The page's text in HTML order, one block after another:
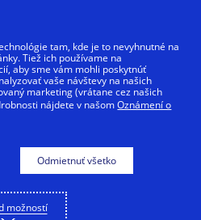
Visa mení
platieb na
tam, kde je to nevyhnutné na
Tiež ich používame na
aby sme vám mohli poskytnúť
vaše návštevy na našich
marketing (vrátane cez našich
nájdete v našomOznámení o
Odmietnuť všetko
možností